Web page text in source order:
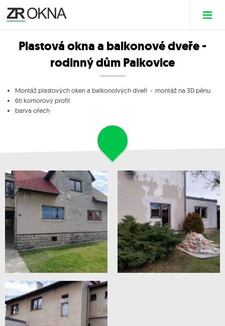
Plastová okna a balkonové dveře -
rodinný dům Palkovice
Montáž plastových oken a balkonolvých dveří - montáž na 3D pěnu
6ti komorový profil
barva ořech